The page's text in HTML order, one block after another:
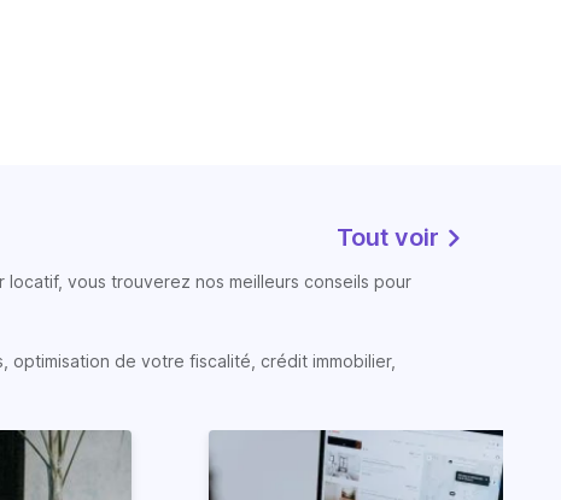
Tout voir
vous trouverez nos meilleurs conseils pour
optimisation de votre fiscalité, crédit immobilier,